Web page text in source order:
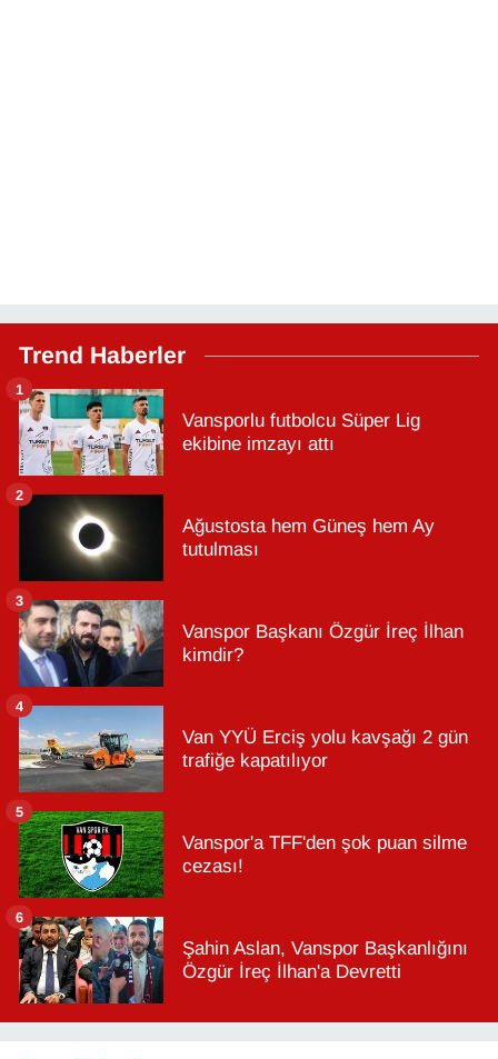
Trend Haberler
Vansporlu futbolcu Süper Lig
ekibine imzayı attı
1
Ağustosta hem Güneş hem Ay
tutulması
2
Vanspor Başkanı Özgür İreç İlhan
kimdir?
3
Van YYÜ Erciş yolu kavşağı 2 gün
trafiğe kapatılıyor
4
Vanspor'a TFF'den şok puan silme
cezası!
5
Şahin Aslan, Vanspor Başkanlığını
Özgür İreç İlhan'a Devretti
6